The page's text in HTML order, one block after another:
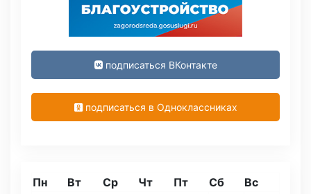
подписаться ВКонтакте
подписаться в Одноклассниках
Пн Вт Ср Чт Пт Сб Вс